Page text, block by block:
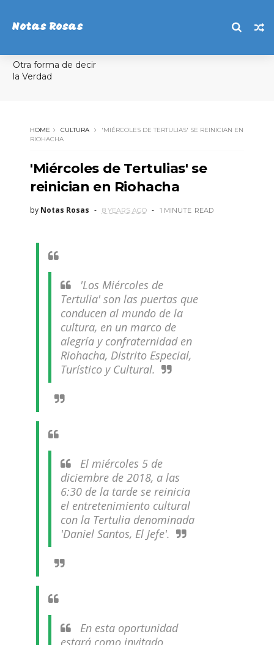
Notas Rosas
Otra forma de decir
la Verdad
HOME CULTURA
'MIÉRCOLES DE TERTULIAS' SE REINICIAN EN
RIOHACHA
'Miércoles de Tertulias' se
reinician en Riohacha
by Notas Rosas 8 YEARS AGO 1 MINUTE READ
'Los Miércoles de
Tertulia' son las puertas que
conducen al mundo de la
cultura, en un marco de
alegría y confraternidad en
Riohacha, Distrito Especial,
Turístico y Cultural.
El miércoles 5 de
diciembre de 2018, a las
6:30 de la tarde se reinicia
el entretenimiento cultural
con la Tertulia denominada
'Daniel Santos, El Jefe'.
En esta oportunidad
estará como invitado